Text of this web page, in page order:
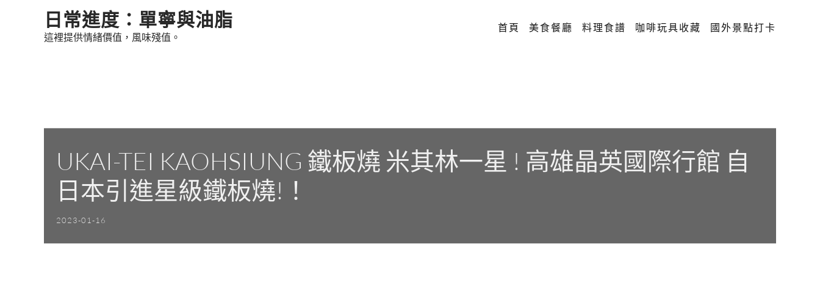
日常進度：單寧與油脂
這裡提供情緒價值，風味殘值。
首頁 美食餐廳 料理食譜 咖啡玩具收藏 國外景點打卡
UKAI-TEI KAOHSIUNG 鐵板燒 米其林一星 ! 高雄晶英國際行館 自
日本引進星級鐵板燒!！
2023-01-16